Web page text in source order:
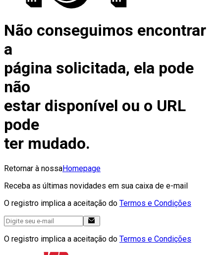
Não conseguimos encontrar
a
página solicitada, ela pode
não
estar disponível ou o URL
pode
ter mudado.
Retornar à nossaHomepage
Receba as últimas novidades em sua caixa de e-mail
O registro implica a aceitação do Termos e Condições
O registro implica a aceitação do Termos e Condições